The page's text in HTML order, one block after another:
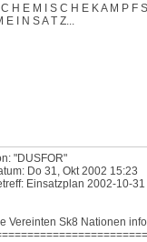
H E M I S C H E K A M P F
E I N S A T Z...
"DUSFOR"
Do 31, Okt 2002 15:23
Einsatzplan 2002-10-31
Vereinten Sk8 Nationen